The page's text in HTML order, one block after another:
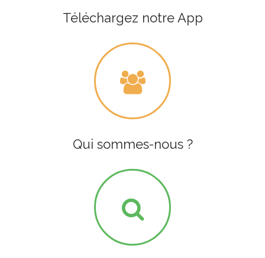
Téléchargez notre App
Qui sommes-nous ?